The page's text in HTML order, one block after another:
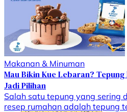
Makanan & Minuman
Mau Bikin Kue Lebaran?
Jadi Pilihan
Salah satu tepung yang sering
resep rumahan adalah tepung